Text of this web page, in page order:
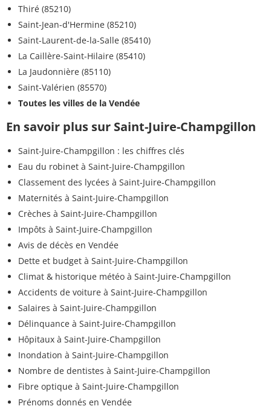
Thiré (85210)
Saint-Jean-d'Hermine (85210)
Saint-Laurent-de-la-Salle (85410)
La Caillère-Saint-Hilaire (85410)
La Jaudonnière (85110)
Saint-Valérien (85570)
Toutes les villes de la Vendée
En savoir plus sur Saint-Juire-Champgillon
Saint-Juire-Champgillon : les chiffres clés
Eau du robinet à Saint-Juire-Champgillon
Classement des lycées à Saint-Juire-Champgillon
Maternités à Saint-Juire-Champgillon
Crèches à Saint-Juire-Champgillon
Impôts à Saint-Juire-Champgillon
Avis de décès en Vendée
Dette et budget à Saint-Juire-Champgillon
Climat & historique météo à Saint-Juire-Champgillon
Accidents de voiture à Saint-Juire-Champgillon
Salaires à Saint-Juire-Champgillon
Délinquance à Saint-Juire-Champgillon
Hôpitaux à Saint-Juire-Champgillon
Inondation à Saint-Juire-Champgillon
Nombre de dentistes à Saint-Juire-Champgillon
Fibre optique à Saint-Juire-Champgillon
Prénoms donnés en Vendée